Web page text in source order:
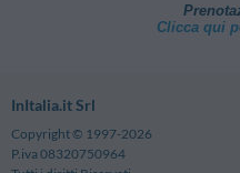
Clicca qui
InItalia.it Srl
Copyright © 1997-2026
P.iva 08320750964